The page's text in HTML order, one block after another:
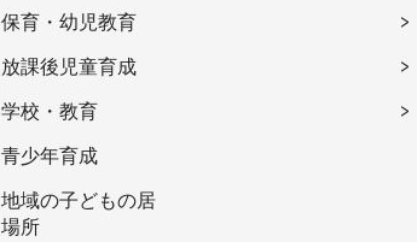
保育・幼児教育
放課後児童育成
学校・教育
青少年育成
地域の子どもの居
場所